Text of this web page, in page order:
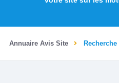
Annuaire Avis Site